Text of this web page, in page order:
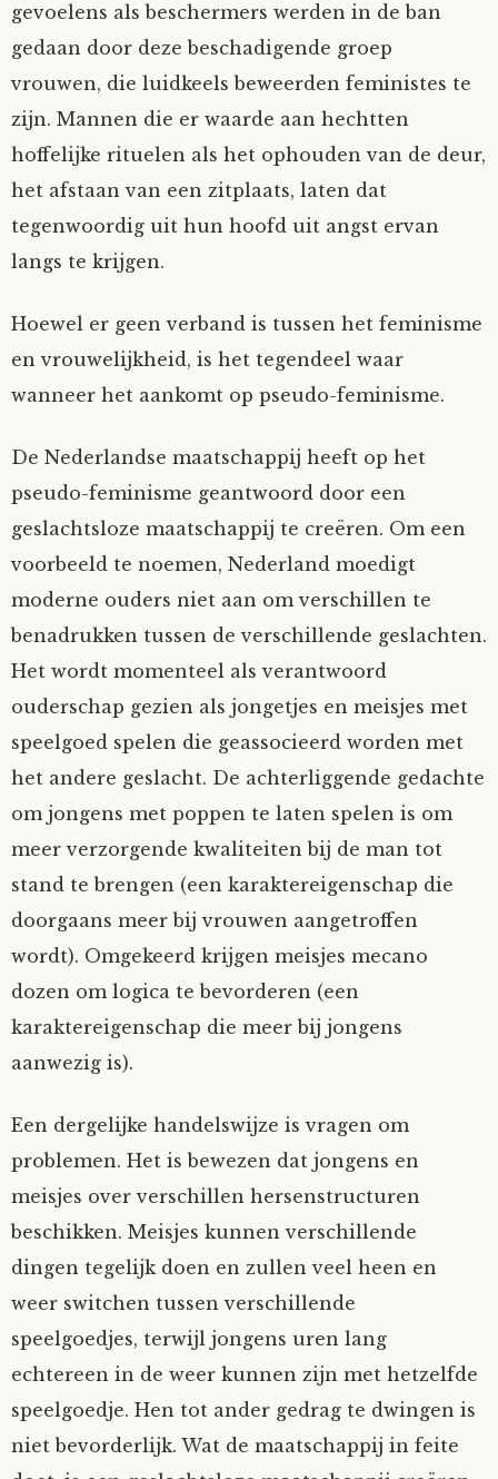
gevoelens als beschermers werden in de ban
gedaan door deze beschadigende groep
vrouwen, die luidkeels beweerden feministes te
zijn. Mannen die er waarde aan hechtten
hoffelijke rituelen als het ophouden van de deur,
het afstaan van een zitplaats, laten dat
tegenwoordig uit hun hoofd uit angst ervan
langs te krijgen.
Hoewel er geen verband is tussen het feminisme
en vrouwelijkheid, is het tegendeel waar
wanneer het aankomt op pseudo-feminisme.
De Nederlandse maatschappij heeft op het
pseudo-feminisme geantwoord door een
geslachtsloze maatschappij te creëren. Om een
voorbeeld te noemen, Nederland moedigt
moderne ouders niet aan om verschillen te
benadrukken tussen de verschillende geslachten.
Het wordt momenteel als verantwoord
ouderschap gezien als jongetjes en meisjes met
speelgoed spelen die geassocieerd worden met
het andere geslacht. De achterliggende gedachte
om jongens met poppen te laten spelen is om
meer verzorgende kwaliteiten bij de man tot
stand te brengen (een karaktereigenschap die
doorgaans meer bij vrouwen aangetroffen
wordt). Omgekeerd krijgen meisjes mecano
dozen om logica te bevorderen (een
karaktereigenschap die meer bij jongens
aanwezig is).
Een dergelijke handelswijze is vragen om
problemen. Het is bewezen dat jongens en
meisjes over verschillen hersenstructuren
beschikken. Meisjes kunnen verschillende
dingen tegelijk doen en zullen veel heen en
weer switchen tussen verschillende
speelgoedjes, terwijl jongens uren lang
echtereen in de weer kunnen zijn met hetzelfde
speelgoedje. Hen tot ander gedrag te dwingen is
niet bevorderlijk. Wat de maatschappij in feite